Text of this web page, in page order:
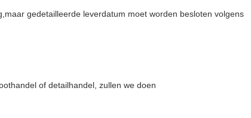
gedetailleerde leverdatum moet worden besloten volgens
of detailhandel, zullen we doen